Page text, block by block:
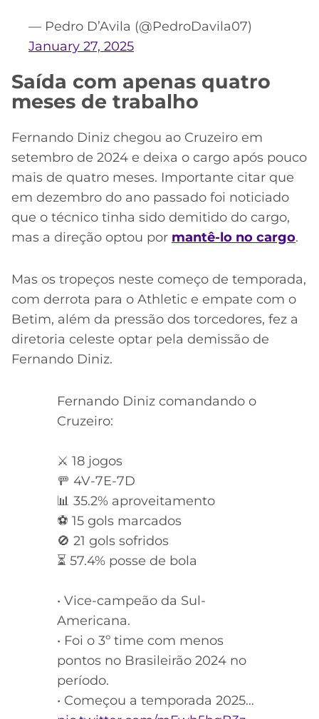
— Pedro D’Avila (@PedroDavila07)
January 27, 2025
Saída com apenas quatro
meses de trabalho
Fernando Diniz chegou ao Cruzeiro em
setembro de 2024 e deixa o cargo após pouco
mais de quatro meses. Importante citar que
em dezembro do ano passado foi noticiado
que o técnico tinha sido demitido do cargo,
mas a direção optou por mantê-lo no cargo.
Mas os tropeços neste começo de temporada,
com derrota para o Athletic e empate com o
Betim, além da pressão dos torcedores, fez a
diretoria celeste optar pela demissão de
Fernando Diniz.
Fernando Diniz comandando o
Cruzeiro:
⚔ 18 jogos
🚥 4V-7E-7D
📊 35.2% aproveitamento
⚽ 15 gols marcados
🚫 21 gols sofridos
⏳ 57.4% posse de bola
• Vice-campeão da Sul-
Americana.
• Foi o 3º time com menos
pontos no Brasileirão 2024 no
período.
• Começou a temporada 2025…